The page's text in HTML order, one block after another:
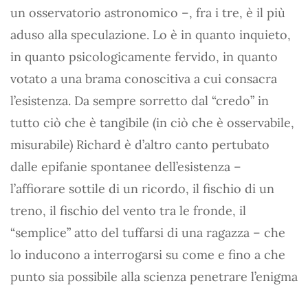
un osservatorio astronomico –, fra i tre, è il più
aduso alla speculazione. Lo è in quanto inquieto,
in quanto psicologicamente fervido, in quanto
votato a una brama conoscitiva a cui consacra
l’esistenza. Da sempre sorretto dal “credo” in
tutto ciò che è tangibile (in ciò che è osservabile,
misurabile) Richard è d’altro canto pertubato
dalle epifanie spontanee dell’esistenza –
l’affiorare sottile di un ricordo, il fischio di un
treno, il fischio del vento tra le fronde, il
“semplice” atto del tuffarsi di una ragazza – che
lo inducono a interrogarsi su come e fino a che
punto sia possibile alla scienza penetrare l’enigma